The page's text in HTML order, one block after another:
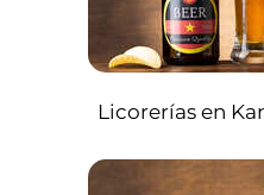
Licorerías en